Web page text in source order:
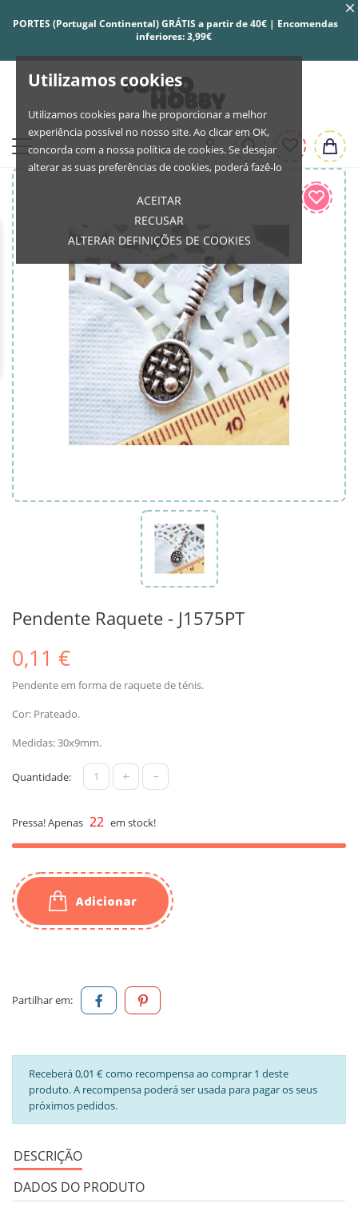
Utilizamos cookies
Utilizamos cookies para lhe proporcionar a melhor
experiência possível no nosso site. Ao clicar em OK,
concorda com a nossa política de cookies. Se desejar
alterar as suas preferências de cookies, poderá fazê-lo
ACEITAR
RECUSAR
ALTERAR DEFINIÇÕES DE COOKIES
PORTES (Portugal Continental) GRÁTIS a partir de 40€ | Encomendas
inferiores: 3,99€
Pendente Raquete - J1575PT
0,11 €
Pendente em forma de raquete de ténis.
Cor: Prateado.
Medidas: 30x9mm.
Quantidade: + -
Pressa! Apenas 22 em stock!
Adicionar
Partilhar em:
Receberá 0,01 € como recompensa ao comprar 1 deste
produto. A recompensa poderá ser usada para pagar os seus
próximos pedidos.
DESCRIÇÃO
DADOS DO PRODUTO